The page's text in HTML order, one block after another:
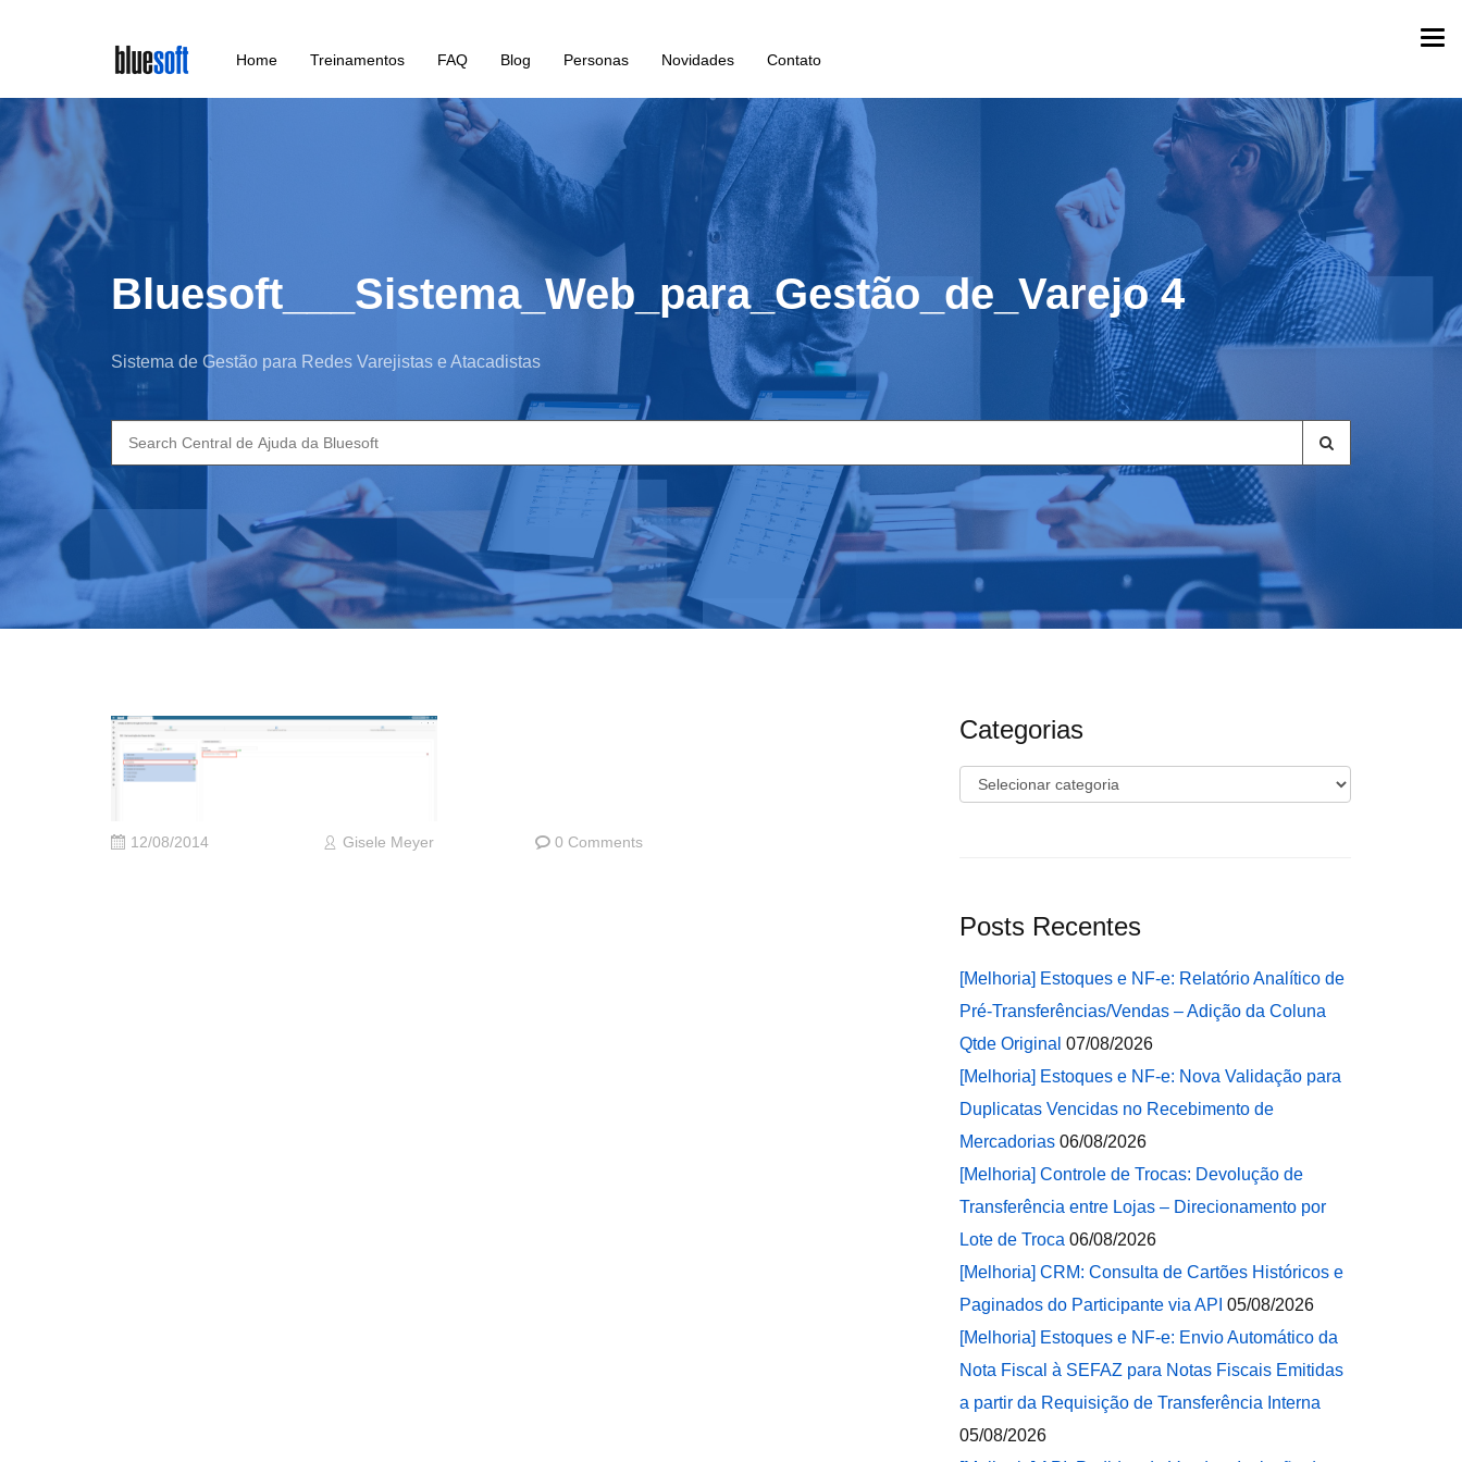
main
content
Home Treinamentos FAQ Blog Personas Novidades Contato
Bluesoft___Sistema_Web_para_Gestão_de_Varejo 4
Sistema de Gestão para Redes Varejistas e Atacadistas
Search
for:
12/08/2014 Gisele Meyer 0 Comments
Categorias
Categorias
Posts Recentes
[Melhoria] Estoques e NF-e: Relatório Analítico de
Pré-Transferências/Vendas – Adição da Coluna
Qtde Original 07/08/2026
[Melhoria] Estoques e NF-e: Nova Validação para
Duplicatas Vencidas no Recebimento de
Mercadorias 06/08/2026
[Melhoria] Controle de Trocas: Devolução de
Transferência entre Lojas – Direcionamento por
Lote de Troca 06/08/2026
[Melhoria] CRM: Consulta de Cartões Históricos e
Paginados do Participante via API 05/08/2026
[Melhoria] Estoques e NF-e: Envio Automático da
Nota Fiscal à SEFAZ para Notas Fiscais Emitidas
a partir da Requisição de Transferência Interna
05/08/2026